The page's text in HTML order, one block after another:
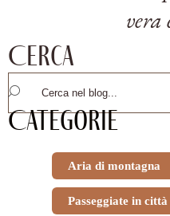
vera
Cerca
Categorie
Aria di montagna
Passeggiate in città